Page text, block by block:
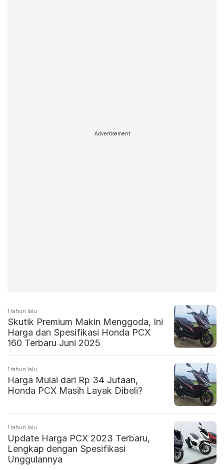
Advertisement
1 tahun lalu
Skutik Premium Makin Menggoda, Ini
Harga dan Spesifikasi Honda PCX
160 Terbaru Juni 2025
1 tahun lalu
Harga Mulai dari Rp 34 Jutaan,
Honda PCX Masih Layak Dibeli?
1 tahun lalu
Update Harga PCX 2023 Terbaru,
Lengkap dengan Spesifikasi
Unggulannya